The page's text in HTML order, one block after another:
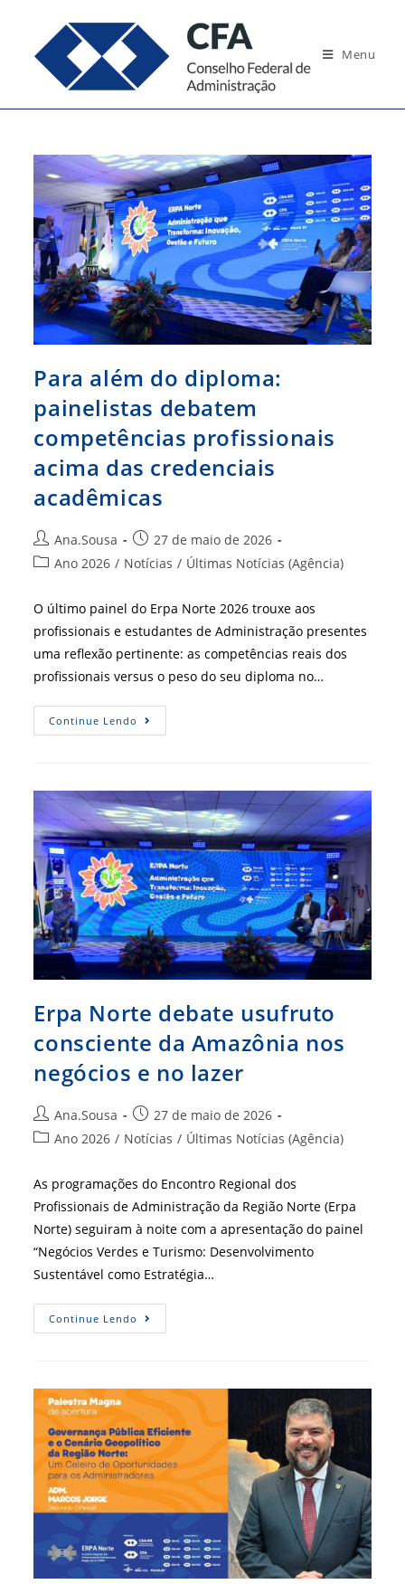
conteúdo
Menu
Para além do diploma:
painelistas debatem
competências profissionais
acima das credenciais
acadêmicas
Autor
do
Ana.Sousa
Post
publicado:
27 de maio de 2026
Categoria
post:
Ano 2026 / Notícias / Últimas Notícias (Agência)
O último painel do Erpa Norte 2026 trouxe aos
profissionais e estudantes de Administração presentes
uma reflexão pertinente: as competências reais dos
profissionais versus o peso do seu diploma no…
Continue Lendo Para
Além
Competências
Profissionais
Acima
Das
Credenciais
Acadêmicas
Erpa Norte debate usufruto
consciente da Amazônia nos
negócios e no lazer
Autor
do
Ana.Sousa
Post
publicado:
27 de maio de 2026
Categoria
post:
Ano 2026 / Notícias / Últimas Notícias (Agência)
As programações do Encontro Regional dos
Profissionais de Administração da Região Norte (Erpa
Norte) seguiram à noite com a apresentação do painel
“Negócios Verdes e Turismo: Desenvolvimento
Sustentável como Estratégia…
Continue Lendo Erpa
Norte
Amazônia
Nos
Negócios
E
No
Lazer